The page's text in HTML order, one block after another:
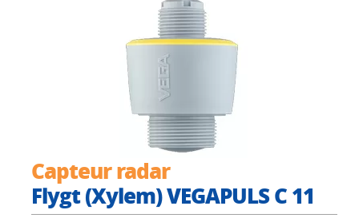
Capteur radar
Flygt (Xylem) VEGAPULS C 11